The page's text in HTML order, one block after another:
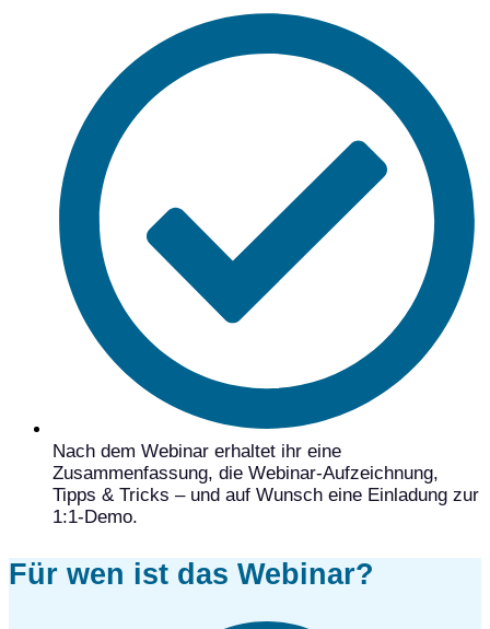
Nach dem Webinar erhaltet ihr eine
Zusammenfassung, die Webinar-Aufzeichnung,
Tipps & Tricks – und auf Wunsch eine Einladung zur
1:1-Demo.
Für wen ist das Webinar?